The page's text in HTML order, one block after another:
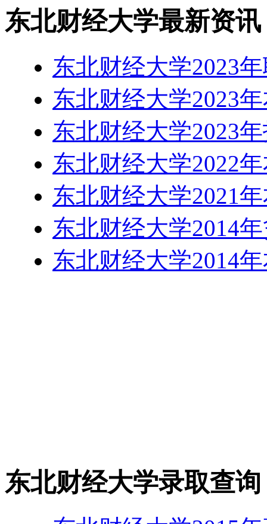
东北财经大学最新资讯
东北财经大学2023
东北财经大学2023
东北财经大学2023
东北财经大学2022
东北财经大学2021
东北财经大学2014
东北财经大学2014
东北财经大学录取查询